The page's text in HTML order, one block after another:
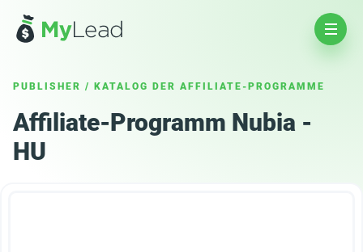
PUBLISHER / KATALOG DER AFFILIATE-PROGRAMME
Affiliate-Programm Nubia -
HU